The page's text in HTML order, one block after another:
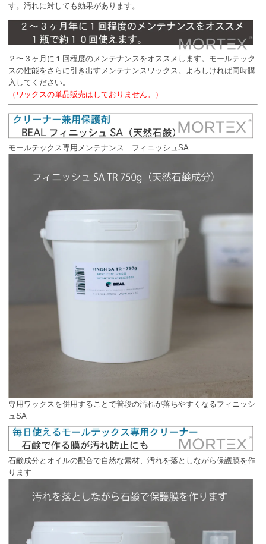
す。汚れに対しても効果があります。
２〜３ヶ月に１回程度のメンテナンスをオススメします。モールテック
スの性能をさらに引き出すメンテナンスワックス。よろしければ同時購
入してください。
（ワックスの単品販売はしておりません。）
モールテックス専用メンテナンス フィニッシュSA
専用ワックスを併用することで普段の汚れが落ちやすくなるフィニッシ
ュSA
石鹸成分とオイルの配合で自然な素材、汚れを落としながら保護膜を作
ります